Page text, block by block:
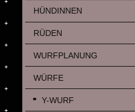
HÜNDINNEN
RÜDEN
WURFPLANUNG
WÜRFE
Y-WURF